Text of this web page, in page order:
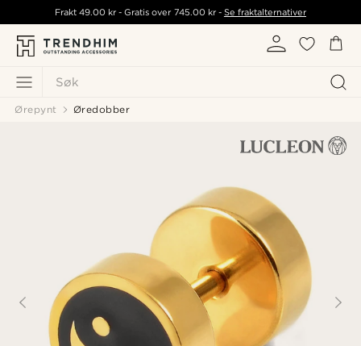
Søk
Frakt49.00 kr - Gratis over 745.00 kr- Se fraktalternativer
Ørepynt Øredobber